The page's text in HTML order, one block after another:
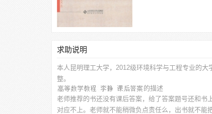
求助说明
本人昆明理工大学，2012级环境科学与工程专业的大
整。
的描述
老师推荐的书还没有课后答案，给了答案题号还和
对应不上。老师就不能稍微负点责任么，出书就不